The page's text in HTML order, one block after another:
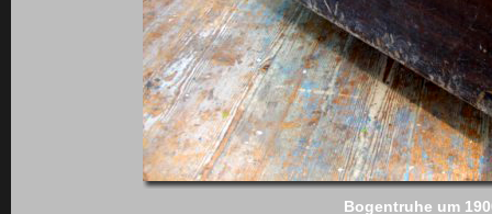
Bogentruhe um